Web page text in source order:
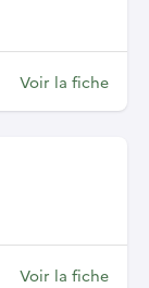
Voir la fiche
Voir la fiche